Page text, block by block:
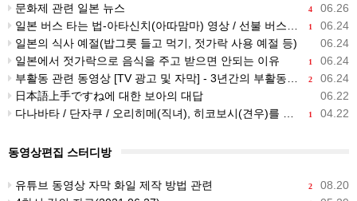
4 06.26
문화제 관련 일본 뉴스
1 06.24
일본 버스 타는 법-아타신치(아따맘마) 영상 / 선불 버스와 후불 버스
06.24
일본의 식사 예절(밥그릇 들고 먹기, 젓가락 사용 예절 등)
1 06.24
일본에서 젓가락으로 음식을 주고 받으면 안되는 이유
2 06.24
부활동 관련 동영상 [TV 광고 및 자막] - 3년간의 부활동의 의미, 부장이 된다는 건
06.22
日本語上手ですね에 대한 보아의 대답
1 04.22
다나바타 / 단자쿠 / 오리히메(직녀), 히코보시(견우)를 알 수 있는 영상
동영상편집 스터디방
2 08.20
유튜브 동영상 자막 화일 제작 방법 관련